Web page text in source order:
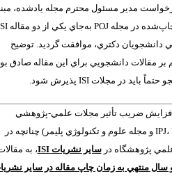
مدير مسئول محترم مجله يادشده،
در مجلهPOJ به‌جاي يكي از دو مقاله
دانشجويان دكتري، موافقت گرديد. توضيح
بر مقالات دانشجويي براي اين مقاله صادق
حتماً بايد در مجلاتISI پذيرش شود.
ضريب تأثير مجلات علمي-پژوهشي
IPJ،
و مجله علوم و تكنولوژي پليمر) چنانچه در
پژوهشگاه درساير نشرياتISI، به
سال منتهي به زمان چاپ مقاله در ساير